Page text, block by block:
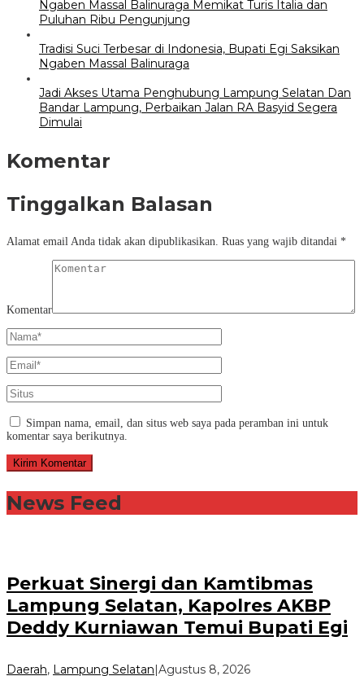
Ngaben Massal Balinuraga Memikat Turis Italia dan
Puluhan Ribu Pengunjung
Tradisi Suci Terbesar di Indonesia, Bupati Egi Saksikan
Ngaben Massal Balinuraga
Jadi Akses Utama Penghubung Lampung Selatan Dan
Bandar Lampung, Perbaikan Jalan RA Basyid Segera
Dimulai
Komentar
Tinggalkan Balasan
Alamat email Anda tidak akan dipublikasikan. Ruas yang wajib ditandai *
Komentar
Simpan nama, email, dan situs web saya pada peramban ini untuk
komentar saya berikutnya.
News Feed
Perkuat Sinergi dan Kamtibmas
Lampung Selatan, Kapolres AKBP
Deddy Kurniawan Temui Bupati Egi
Daerah, Lampung Selatan Agustus 8, 2026